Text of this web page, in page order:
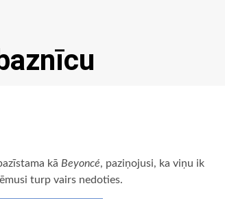
kā Beyoncé, paziņojusi, ka viņu ik
turp vairs nedoties.